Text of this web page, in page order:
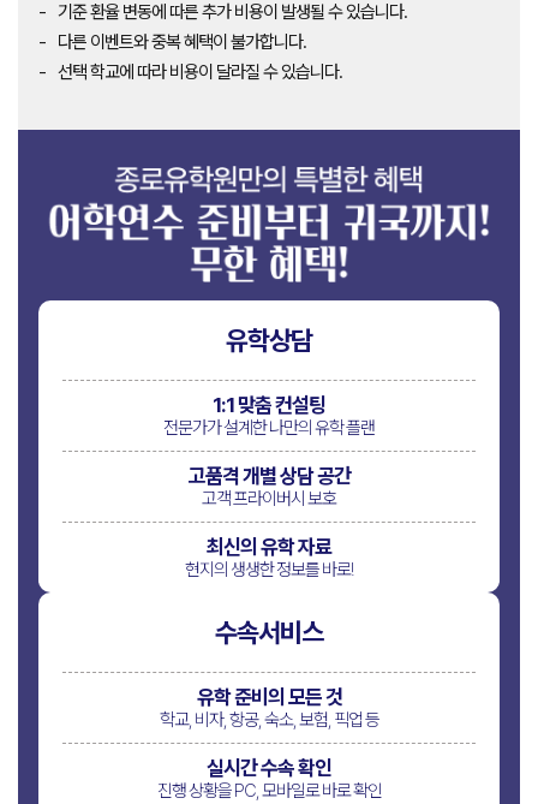
기준 환율 변동에 따른 추가 비용이 발생될 수 있습니다.
다른 이벤트와 중복 혜택이 불가합니다.
선택 학교에 따라 비용이 달라질 수 있습니다.
유학상담
1:1 맞춤 컨설팅
전문가가 설계한 나만의 유학 플랜
고품격 개별 상담 공간
고객 프라이버시 보호
최신의 유학 자료
현지의 생생한 정보를 바로!
수속서비스
유학 준비의 모든 것
학교, 비자, 항공, 숙소,보험, 픽업 등
실시간 수속 확인
진행 상황을 PC, 모바일로바로 확인